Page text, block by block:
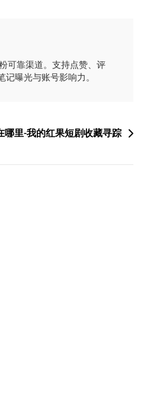
可靠渠道。支持点赞、评
曝光与账号影响力。
哪里-我的红果短剧收藏寻踪